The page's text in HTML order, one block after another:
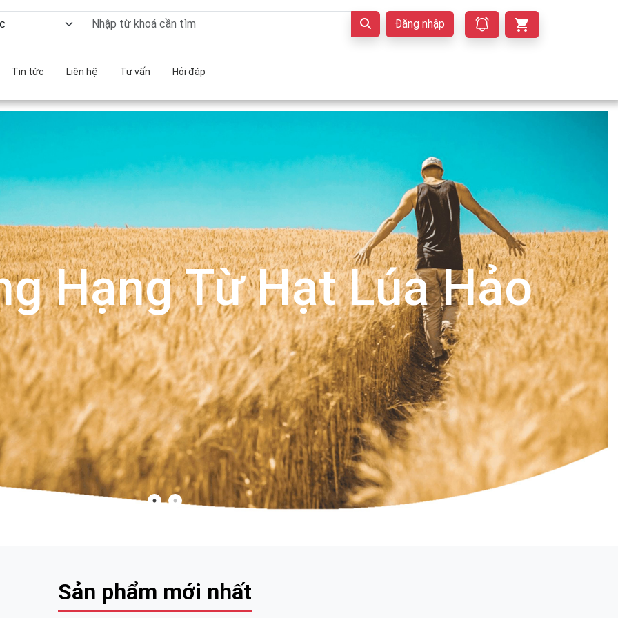
Đăng nhập
Tin tức Liên hệ Tư vấn Hỏi đáp
Hạng Từ Hạt Lúa Hảo
Sản phẩm mới nhất